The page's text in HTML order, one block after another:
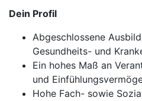
Dein Profil
Abgeschlossene
Gesundheits- und
Ein hohes Maß an
und
Hohe Fach- sowie